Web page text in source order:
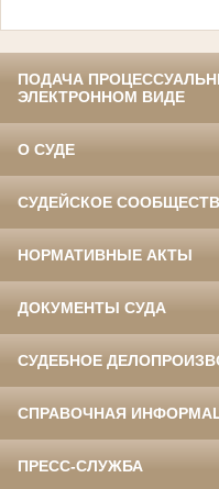
ПОДАЧА
ЭЛЕКТРОННОМ ВИДЕ
О СУДЕ
СУДЕЙСКОЕ
НОРМАТИВНЫЕ АКТЫ
ДОКУМЕНТЫ СУДА
СУДЕБНОЕ
СПРАВОЧНАЯ
ПРЕСС-СЛУЖБА